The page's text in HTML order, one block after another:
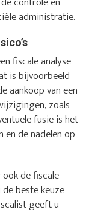
administratie.
fiscale analyse
is bijvoorbeeld
aankoop van een
zoals
fusie is het
de nadelen op
de fiscale
beste keuze
geeft u